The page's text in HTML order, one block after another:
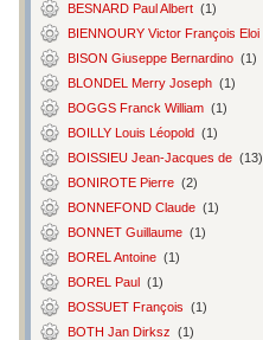
BESNARD Paul Albert (1)
BIENNOURY Victor François Eloi
BISON Giuseppe Bernardino (1)
BLONDEL Merry Joseph (1)
BOGGS Franck William (1)
BOILLY Louis Léopold (1)
BOISSIEU Jean-Jacques de (13)
BONIROTE Pierre (2)
BONNEFOND Claude (1)
BONNET Guillaume (1)
BOREL Antoine (1)
BOREL Paul (1)
BOSSUET François (1)
BOTH Jan Dirksz (1)